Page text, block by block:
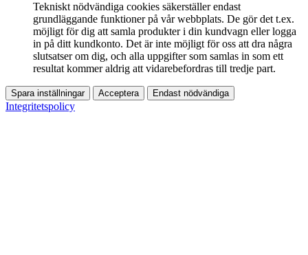
Tekniskt nödvändiga cookies säkerställer endast
grundläggande funktioner på vår webbplats. De gör det t.ex.
möjligt för dig att samla produkter i din kundvagn eller logga
in på ditt kundkonto. Det är inte möjligt för oss att dra några
slutsatser om dig, och alla uppgifter som samlas in som ett
resultat kommer aldrig att vidarebefordras till tredje part.
Spara inställningar Acceptera Endast nödvändiga
Integritetspolicy